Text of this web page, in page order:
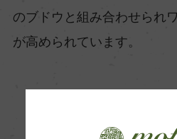
のブドウと組み合わせられ
が高められています。